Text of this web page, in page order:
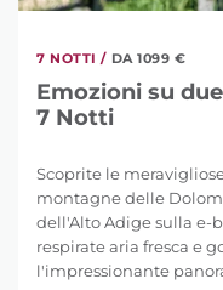
7 NOTTI / DA 1099 €
Emozioni su
7 Notti
Scoprite le
montagne delle
dell'Alto Adige sulla e-
respirate aria fresca e
l'impressionante